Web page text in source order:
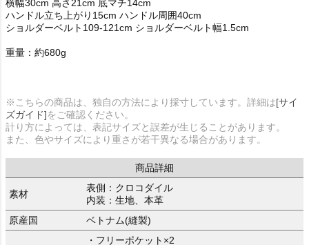
横幅30cm 高さ21cm 底マチ14cm
ハンドル立ち上がり15cm ハンドル周囲40cm
ショルダーベルト109-121cm ショルダーベルト幅1.5cm
重量：約680g
※こちらの商品は、独自の方法により採寸しています。詳細は[サイ
ズガイド]をご確認ください。
計り方によっては、表記サイズと誤差が生じることがあります。
また、色やサイズにより重さが若干異なる場合があります。
商品詳細
素材
表側：クロコダイル
内装：生地、本革
原産国
ベトナム(縫製)
・フリーポケット×2